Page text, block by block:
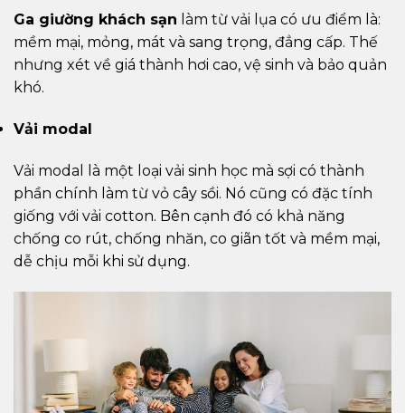
Ga giường khách sạn làm từ vải lụa có ưu điểm là:
mềm mại, mỏng, mát và sang trọng, đẳng cấp. Thế
nhưng xét về giá thành hơi cao, vệ sinh và bảo quản
khó.
Vải modal
Vải modal là một loại vải sinh học mà sợi có thành
phần chính làm từ vỏ cây sồi. Nó cũng có đặc tính
giống với vải cotton. Bên cạnh đó có khả năng
chống co rút, chống nhăn, co giãn tốt và mềm mại,
dễ chịu mỗi khi sử dụng.